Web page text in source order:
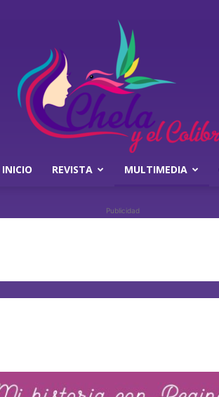
INICIO REVISTA MULTIMEDIA
Publicidad